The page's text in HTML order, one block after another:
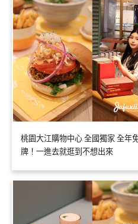
桃園大江購物中心 全國獨家 全年
牌！一進去就逛到不想出來